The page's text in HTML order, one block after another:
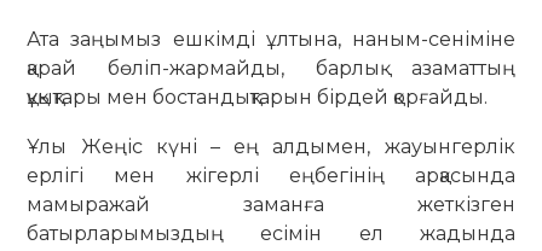
Ата заңымыз ешкімді ұлтына, наным-сеніміне
қарай бөліп-жармайды, барлық азаматтың
құқықтары мен бостандықтарын бірдей қорғайды.
Ұлы Жеңіс күні – ең алдымен, жауынгерлік
ерлігі мен жігерлі еңбегінің арқасында
мамыражай заманға жеткізген
батырларымыздың есімін ел жадында